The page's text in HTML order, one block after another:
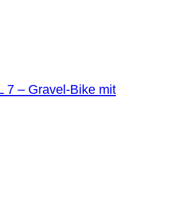
7 – Gravel-Bike mit